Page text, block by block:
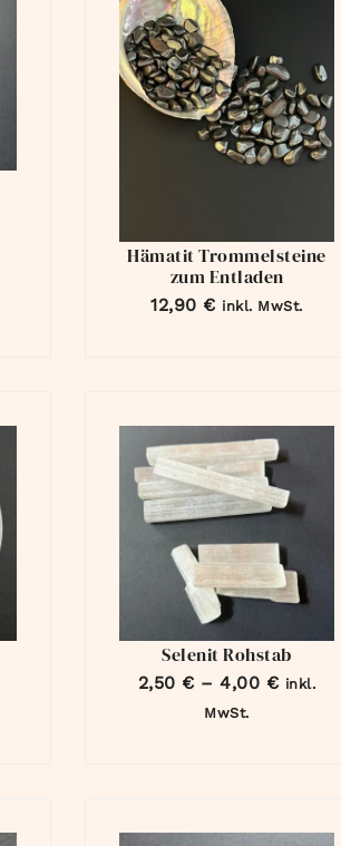
Hämatit Trommelsteine
zum Entladen
12,90 € inkl. MwSt.
Selenit Rohstab
2,50 € –4,00 € inkl.
MwSt.